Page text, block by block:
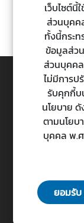
ก่อนหน้า
กระทรวงการต่าง
Ministry of
กรุงเทพมหานคร
วันทำการ :
เว็บไซต์นี้
ส่วนบุคค
ทั้งนี้กระ
ข้อมูลส่ว
ส่วนบุคคล
ไม่มีการป
รับคุกกี้บ
นโยบาย ดั
ตามนโย
บุคคล พ.ศ
ยอมรับ